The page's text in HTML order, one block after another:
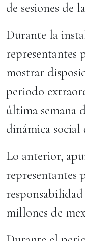
de sesiones de
Durante la
representantes
mostrar
periodo
última semana
dinámica social
Lo anterior,
representantes
responsabilidad
millones de